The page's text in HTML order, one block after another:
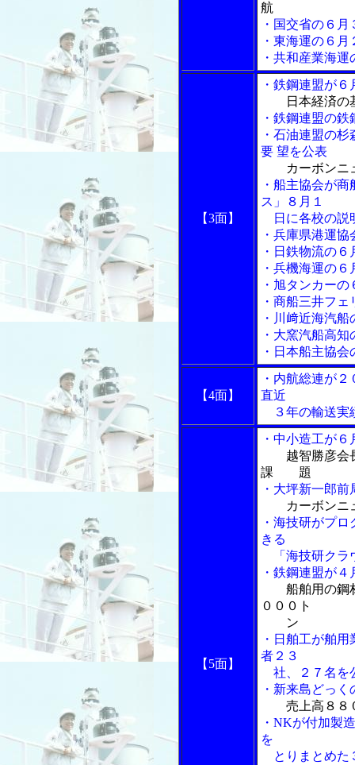
航
・国交省の６
・東海運の６
・共和産業海
【3面】
・鉄鋼連盟が
日本経済の
・鉄鋼連盟の
・石油連盟の
要 望を公表
カーボンニ
・船主協会が
ス」８月１
日に各校の説
・兵庫県港運
・日鉄物流の
・兵機海運の
・旭タンカー
・商船三井フ
・川﨑近海汽
・大窯汽船高
・日本船主協
【4面】
・内航総連が
直近
３年の輸送実
【5面】
・中小造工が
越智勝彦会
課 題
・大坪新一郎
カーボンニ
・海技研がプ
きる
「海技研クラ
・鉄鋼連盟が
船舶用の鋼
０００ト
ン
・日舶工が舶
者２３
社、２７名を
・新来島どっ
売上高８８
・NKが付加製
を
とりまとめた